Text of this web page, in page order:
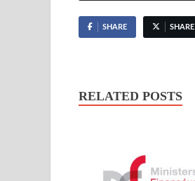
SHARE SHARE
RELATED POSTS